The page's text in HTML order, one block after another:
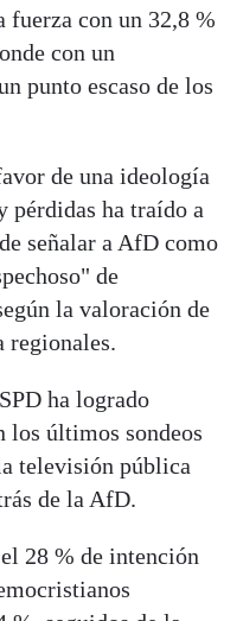
fuerza con un 32,8 %
con un
punto escaso de los
de una ideología
pérdidas ha traído a
señalar a AfD como
de
la valoración de
regionales.
ha logrado
los últimos sondeos
televisión pública
de la AfD.
28 % de intención